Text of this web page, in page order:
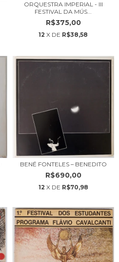
ORQUESTRA IMPERIAL - III
FESTIVAL DA MÚS...
R$375,00
12 X DE R$38,58
BENÉ FONTELES – BENEDITO
R$690,00
12 X DE R$70,98